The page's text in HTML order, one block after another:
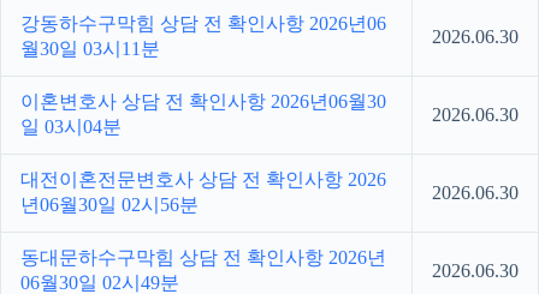
강동하수구막힘 상담 전 확인사항 2026년06
월30일 03시11분
2026.06.30
이혼변호사 상담 전 확인사항 2026년06월30
일 03시04분
2026.06.30
대전이혼전문변호사 상담 전 확인사항 2026
년06월30일 02시56분
2026.06.30
동대문하수구막힘 상담 전 확인사항 2026년
06월30일 02시49분
2026.06.30